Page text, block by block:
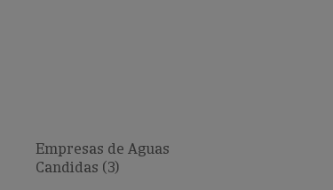
Empresas de Aguas
Candidas (3)